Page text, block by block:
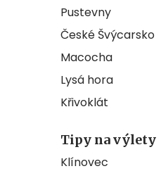
Pustevny
České Švýcarsko
Macocha
Lysá hora
Křivoklát
Tipy na výlety
Klínovec